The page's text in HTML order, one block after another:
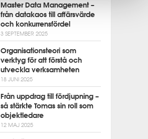
Master Data Management –
från datakaos till affärsvärde
och konkurrensfördel
3 SEPTEMBER 2025
Organisationsteori som
verktyg för att förstå och
utveckla verksamheten
18 JUNI 2025
Från uppdrag till fördjupning –
så stärkte Tomas sin roll som
objektledare
12 MAJ 2025